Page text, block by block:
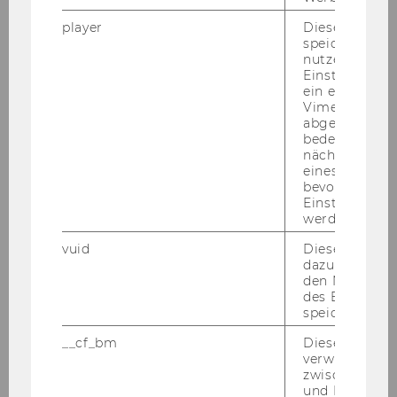
player
Dieses Cookie
speichert
ein
Vimeo-Video
abgespielt
bedeutet,
nächsten
eines Vimeo-
bevorzugten
werden.
vuid
Dieser
dazu
den
des
speichern.
__cf_bm
Dieses
verwendet,
zwischen
und Bots zu